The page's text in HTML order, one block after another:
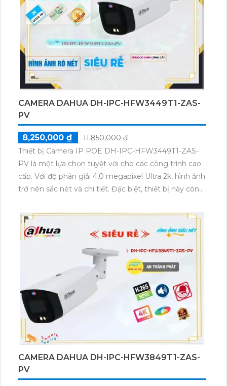
H.265+/H.265/H.264+/H.264. Ngoài ra, nó còn có công
nghệ nhìn đêm chất lượng với màu sắc ban đêm,
giúp bạn có được hình ảnh rõ ràng và chi tiết vào ban
đêm.
CAMERA DAHUA DH-IPC-HFW3449T1-ZAS-
PV
8,250,000 ₫
11,850,000 ₫
Thiết bị Camera IP POE DH-IPC-HFW3449T1-ZAS-
PV là một lựa chọn tuyệt vời cho các công trình cao
cấp. Với độ phân giải 4,0 megapixel Ultra 2k, hình ảnh
trở nên sắc nét và chi tiết. Đặc biệt, thiết bị này còn
ảnh rõ ràng và sinh động đến 40m. Với thân kim loại,
đảm bảo sự bền bỉ và chất lượng, camera này phù
hợp để lắp đặt ngoài trời, như nhà xưởng hay các kho
hàng. Đồng thời, với công nghệ hình ảnh IP POE,
chất lượng hình ảnh không bị giảm. Ngoài ra, thiết bị
còn tích hợp công nghệ AI, giúp chống trộm hiệu
quả và giữ an ninh.
CAMERA DAHUA DH-IPC-HFW3849T1-ZAS-
PV